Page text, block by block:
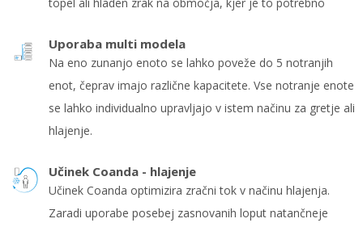
Uporaba multi modela
Na eno zunanjo enoto se lahko poveže do 5 notranjih
enot, čeprav imajo različne kapacitete. Vse notranje enote
se lahko individualno upravljajo v istem načinu za gretje ali
hlajenje.
Učinek Coanda - hlajenje
Učinek Coanda optimizira zračni tok v načinu hlajenja.
Zaradi uporabe posebej zasnovanih loput natančneje